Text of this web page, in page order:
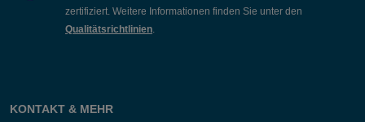
zertifiziert. Weitere Informationen finden Sie unter den
Qualitätsrichtlinien.
KONTAKT & MEHR